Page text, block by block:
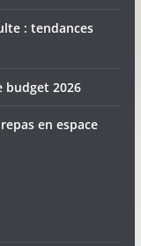
: tendances
budget 2026
en espace